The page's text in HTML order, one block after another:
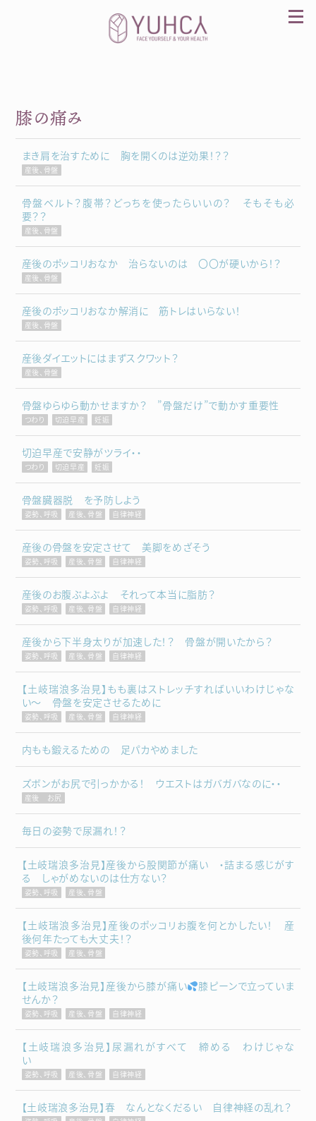
膝の痛み
まき肩を治すために 胸を開くのは逆効果！？？
産後、骨盤
骨盤ベルト？腹帯？どっちを使ったらいいの？ そもそも必
要？？
産後、骨盤
産後のポッコリおなか 治らないのは 〇〇が硬いから！？
産後、骨盤
産後のポッコリおなか解消に 筋トレはいらない！
産後、骨盤
産後ダイエットにはまずスクワット？
産後、骨盤
骨盤ゆらゆら動かせますか？ ”骨盤だけ”で動かす重要性
つわり 切迫早産 妊娠
切迫早産で安静がツライ・・
つわり 切迫早産 妊娠
骨盤臓器脱 を予防しよう
姿勢、呼吸 産後、骨盤 自律神経
産後の骨盤を安定させて 美脚をめざそう
姿勢、呼吸 産後、骨盤 自律神経
産後のお腹ぶよぶよ それって本当に脂肪？
姿勢、呼吸 産後、骨盤 自律神経
産後から下半身太りが加速した！？ 骨盤が開いたから？
姿勢、呼吸 産後、骨盤 自律神経
【土岐瑞浪多治見】もも裏はストレッチすればいいわけじゃな
い～ 骨盤を安定させるために
姿勢、呼吸 産後、骨盤 自律神経
内もも鍛えるための 足パカやめました
ズボンがお尻で引っかかる！ ウエストはガバガバなのに・・
産後 お尻
毎日の姿勢で尿漏れ！？
【土岐瑞浪多治見】産後から股関節が痛い ・詰まる感じがす
る しゃがめないのは仕方ない？
姿勢、呼吸 産後、骨盤
【土岐瑞浪多治見】産後のポッコリお腹を何とかしたい！ 産
後何年たっても大丈夫！？
姿勢、呼吸 産後、骨盤
【土岐瑞浪多治見】産後から膝が痛い
膝ピーンで立っていま
せんか？
姿勢、呼吸 産後、骨盤 自律神経
【土岐瑞浪多治見】尿漏れがすべて 締める わけじゃな
い
姿勢、呼吸 産後、骨盤 自律神経
【土岐瑞浪多治見】春 なんとなくだるい 自律神経の乱れ？